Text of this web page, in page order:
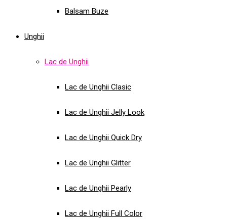
Balsam Buze
Unghii
Lac de Unghii
Lac de Unghii Clasic
Lac de Unghii Jelly Look
Lac de Unghii Quick Dry
Lac de Unghii Glitter
Lac de Unghii Pearly
Lac de Unghii Full Color